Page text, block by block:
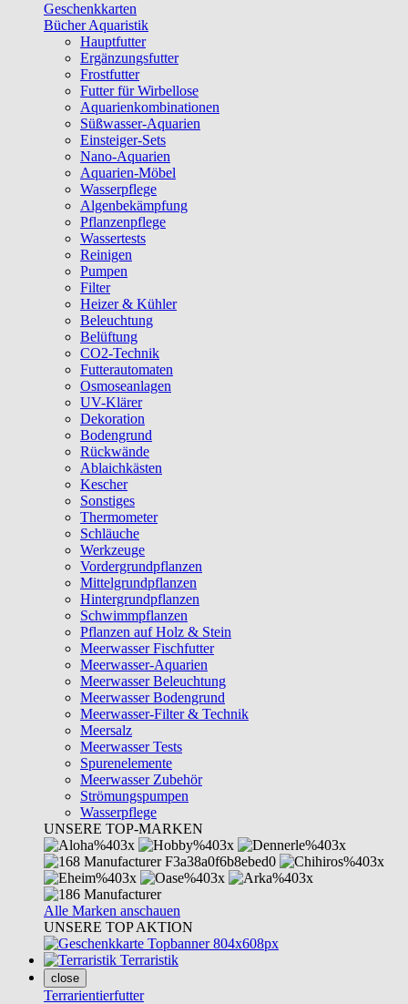
Geschenkkarten
Bücher Aquaristik
Hauptfutter
Ergänzungsfutter
Frostfutter
Futter für Wirbellose
Aquarienkombinationen
Süßwasser-Aquarien
Einsteiger-Sets
Nano-Aquarien
Aquarien-Möbel
Wasserpflege
Algenbekämpfung
Pflanzenpflege
Wassertests
Reinigen
Pumpen
Filter
Heizer & Kühler
Beleuchtung
Belüftung
CO2-Technik
Futterautomaten
Osmoseanlagen
UV-Klärer
Dekoration
Bodengrund
Rückwände
Ablaichkästen
Kescher
Sonstiges
Thermometer
Schläuche
Werkzeuge
Vordergrundpflanzen
Mittelgrundpflanzen
Hintergrundpflanzen
Schwimmpflanzen
Pflanzen auf Holz & Stein
Meerwasser Fischfutter
Meerwasser-Aquarien
Meerwasser Beleuchtung
Meerwasser Bodengrund
Meerwasser-Filter & Technik
Meersalz
Meerwasser Tests
Spurenelemente
Meerwasser Zubehör
Strömungspumpen
Wasserpflege
UNSERE TOP-MARKEN
Alle Marken anschauen
UNSERE TOP AKTION
Terraristik
close
Terrarientierfutter